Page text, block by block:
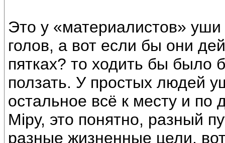
Это у «материалистов»
голов, а вот если бы они
пятках? то ходить бы было
ползать. У простых людей
остальное всё к месту и по
Мiру, это понятно, разный
разные жизненные цели,